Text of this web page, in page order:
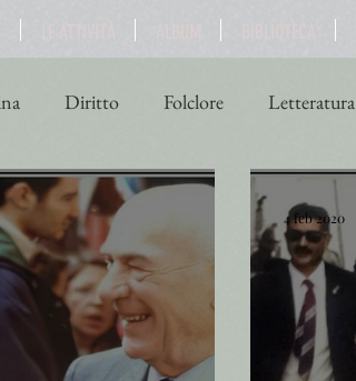
Diritto Folclore Letteratura
Scienza Sport Storia Teatro
4 feb 2020